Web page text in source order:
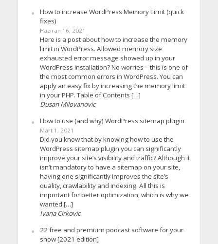
How to increase WordPress Memory Limit (quick
fixes)
Haziran 16, 2021
Here is a post about how to increase the memory
limit in WordPress. Allowed memory size
exhausted error message showed up in your
WordPress installation? No worries – this is one of
the most common errors in WordPress. You can
apply an easy fix by increasing the memory limit
in your PHP. Table of Contents […]
Dusan Milovanovic
How to use (and why) WordPress sitemap plugin
Mart 1, 2021
Did you know that by knowing how to use the
WordPress sitemap plugin you can significantly
improve your site’s visibility and traffic? Although it
isn’t mandatory to have a sitemap on your site,
having one significantly improves the site’s
quality, crawlability and indexing. All this is
important for better optimization, which is why we
wanted […]
Ivana Cirkovic
22 free and premium podcast software for your
show [2021 edition]